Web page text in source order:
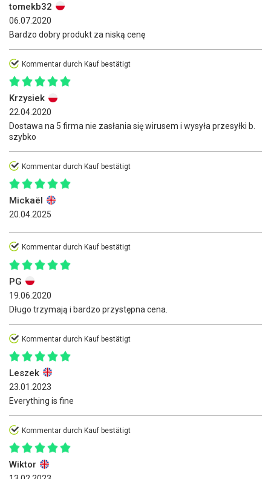
tomekb32
06.07.2020
Bardzo dobry produkt za niską cenę
Kommentar durch Kauf bestätigt
Krzysiek
22.04.2020
Dostawa na 5 firma nie zasłania się wirusem i wysyła przesyłki b.
szybko
Kommentar durch Kauf bestätigt
Mickaël
20.04.2025
Kommentar durch Kauf bestätigt
PG
19.06.2020
Długo trzymają i bardzo przystępna cena.
Kommentar durch Kauf bestätigt
Leszek
23.01.2023
Everything is fine
Kommentar durch Kauf bestätigt
Wiktor